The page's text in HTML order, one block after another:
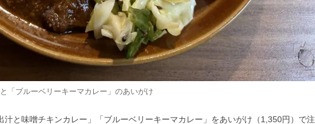
「ブルーベリーキーマカレー」のあいがけ
汁と味噌チキンカレー」「ブルーベリーキーマカレー」をあいがけ（1,350円）で注